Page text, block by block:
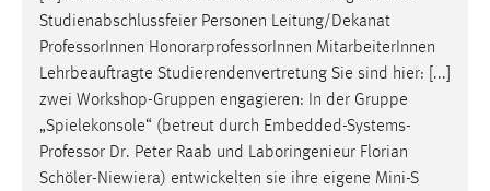
Studienabschlussfeier Personen Leitung/Dekanat
Professor Innen HonorarprofessorInnen MitarbeiterInnen
Lehrbeauftragte Studierendenvertretung Sie sind hier: [...]
zwei Workshop-Gruppen engagieren: In der Gruppe
„Spielekonsole“ (betreut durch Embedded-Systems-
Professor Dr. Peter Raab und Laboringenieur Florian
Schöler-Niewiera) entwickelten sie ihre eigene Mini-S
Sprachpräferenz
Name:
site-language-preference
Zweck:
Das Cookie speichert die gewählte Sprache der Website.
Cookie Laufzeit: